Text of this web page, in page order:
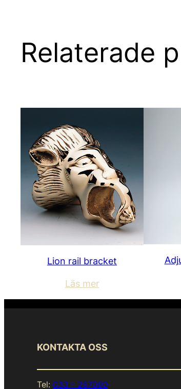
Relaterade
Lion rail bracket
Läs mer
KONTAKTA OSS
Tel: 033 – 257090